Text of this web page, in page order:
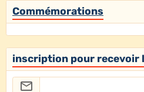
Commémorations
inscription pour recevoir